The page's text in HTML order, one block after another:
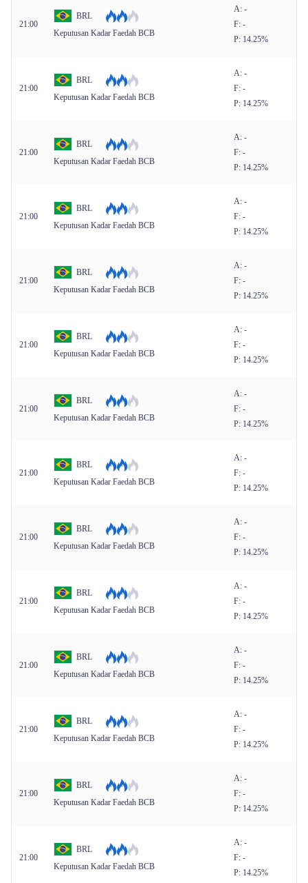
21:00
BRL
Keputusan Kadar Faedah BCB
A: -
F: -
P: 14.25%
21:00
BRL
Keputusan Kadar Faedah BCB
A: -
F: -
P: 14.25%
21:00
BRL
Keputusan Kadar Faedah BCB
A: -
F: -
P: 14.25%
21:00
BRL
Keputusan Kadar Faedah BCB
A: -
F: -
P: 14.25%
21:00
BRL
Keputusan Kadar Faedah BCB
A: -
F: -
P: 14.25%
21:00
BRL
Keputusan Kadar Faedah BCB
A: -
F: -
P: 14.25%
21:00
BRL
Keputusan Kadar Faedah BCB
A: -
F: -
P: 14.25%
21:00
BRL
Keputusan Kadar Faedah BCB
A: -
F: -
P: 14.25%
21:00
BRL
Keputusan Kadar Faedah BCB
A: -
F: -
P: 14.25%
21:00
BRL
Keputusan Kadar Faedah BCB
A: -
F: -
P: 14.25%
21:00
BRL
Keputusan Kadar Faedah BCB
A: -
F: -
P: 14.25%
21:00
BRL
Keputusan Kadar Faedah BCB
A: -
F: -
P: 14.25%
21:00
BRL
Keputusan Kadar Faedah BCB
A: -
F: -
P: 14.25%
21:00
BRL
Keputusan Kadar Faedah BCB
A: -
F: -
P: 14.25%